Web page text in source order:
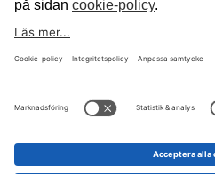
Jobba
Scanpack arrangeras av
Towers som ägs av en
Europas största